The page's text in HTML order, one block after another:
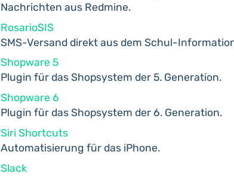
Nachrichten aus Redmine.
RosarioSIS
SMS-Versand direkt aus dem Schul-
Shopware 5
Plugin für das Shopsystem der 5. Generation.
Shopware 6
Plugin für das Shopsystem der 6. Generation.
Siri Shortcuts
Automatisierung für das iPhone.
Slack